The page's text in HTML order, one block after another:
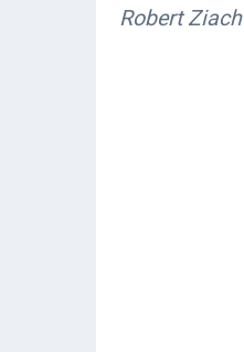
Robert Ziach